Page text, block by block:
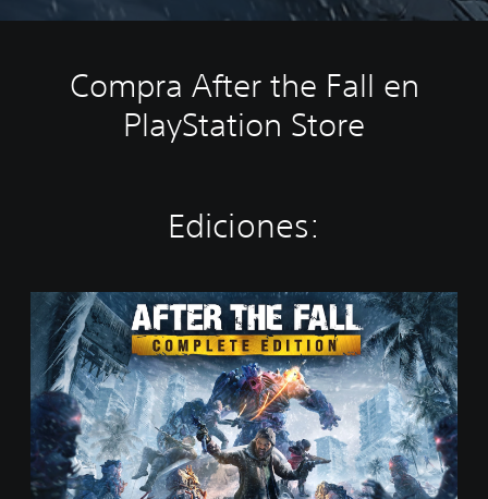
Compra After the Fall en
PlayStation Store
Ediciones:
a
n
d
a
d
E
d